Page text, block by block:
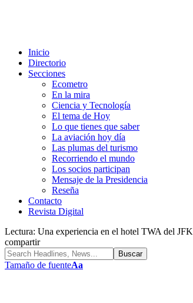
Inicio
Directorio
Secciones
Ecometro
En la mira
Ciencia y Tecnología
El tema de Hoy
Lo que tienes que saber
La aviación hoy día
Las plumas del turismo
Recorriendo el mundo
Los socios participan
Mensaje de la Presidencia
Reseña
Contacto
Revista Digital
Lectura: Una experiencia en el hotel TWA del JFK
compartir
Tamaño de fuenteAa